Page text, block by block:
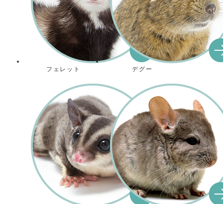
フェレット デグー